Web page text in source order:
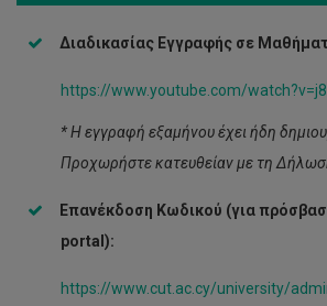
Διαδικασίας Εγγραφής σε
https://www.youtube.com/
* Hεγγραφή εξαμήνου έχει ήδη
Προχωρήστε κατευθείαν με τη
Επανέκδοση Κωδικού (για
portal):
https://www.cut.ac.cy/university/